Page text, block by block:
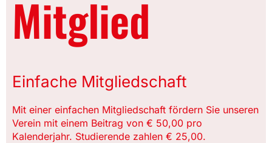
Mitglied
Einfache Mitgliedschaft
Mit einer einfachen Mitgliedschaft fördern Sie unseren
Verein mit einem Beitrag von € 50,00 pro
Kalenderjahr. Studierende zahlen € 25,00.